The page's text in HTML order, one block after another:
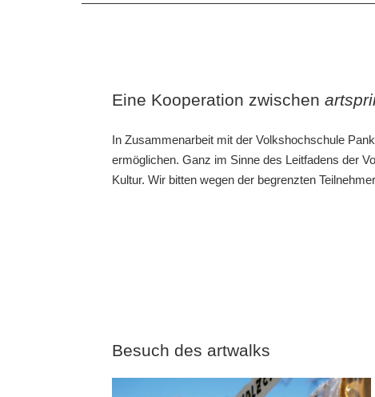
Eine Kooperation zwischen
In Zusammenarbeit mit der Volkshochschule
ermöglichen. Ganz im Sinne des Leitfadens der
Kultur. Wir bitten wegen der begrenzten
Besuch des artwalks